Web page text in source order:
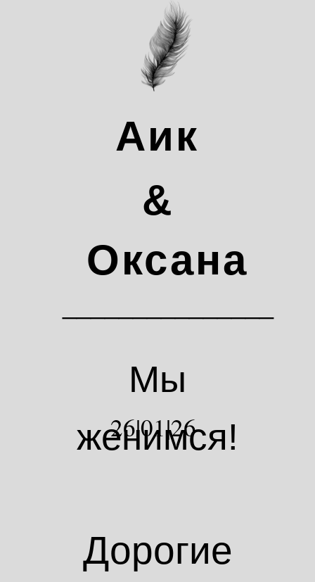
Оксана
Аик
26|01|26
Мы
женимся!
&
Дорогие